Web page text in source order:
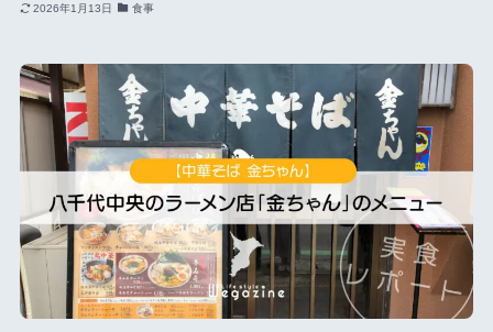
2026年1月13日 食事